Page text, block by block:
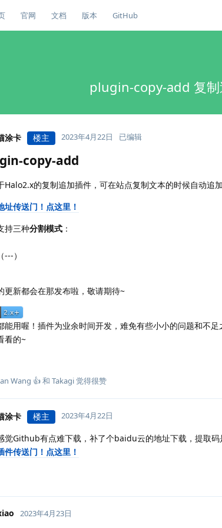
官网 文档 版本 GitHub
plugin-copy-add 复制
涂卡 楼主 2023年4月22日 已编辑
copy-add
Halo2.x的复制追加插件，可在站点复制文本的时候自动追
址传送门！点这里！
持三种分割模式 ：
）
更新都会在那发布啦，敬请期待~
能用喔！插件为业余时间开发，难免有些小小的问题和不
看的~
Wang 👍和 Takagi觉得很赞
涂卡 楼主 2023年4月22日
觉Github有点难下载，补了个baidu云的地址下载，提取码
件传送门！点这里！
2023年4月23日